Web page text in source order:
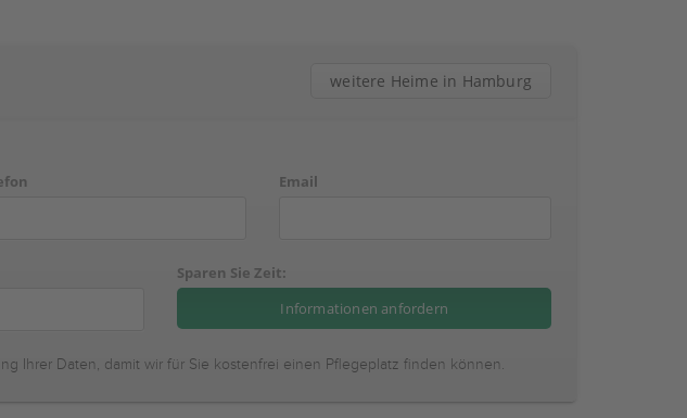
weitere Heime in Hamburg
Email
Sparen Sie Zeit:
Ihrer Daten, damit wir für Sie kostenfrei einen Pflegeplatz finden können.